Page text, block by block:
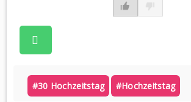
#30 Hochzeitstag #hochzeitstag